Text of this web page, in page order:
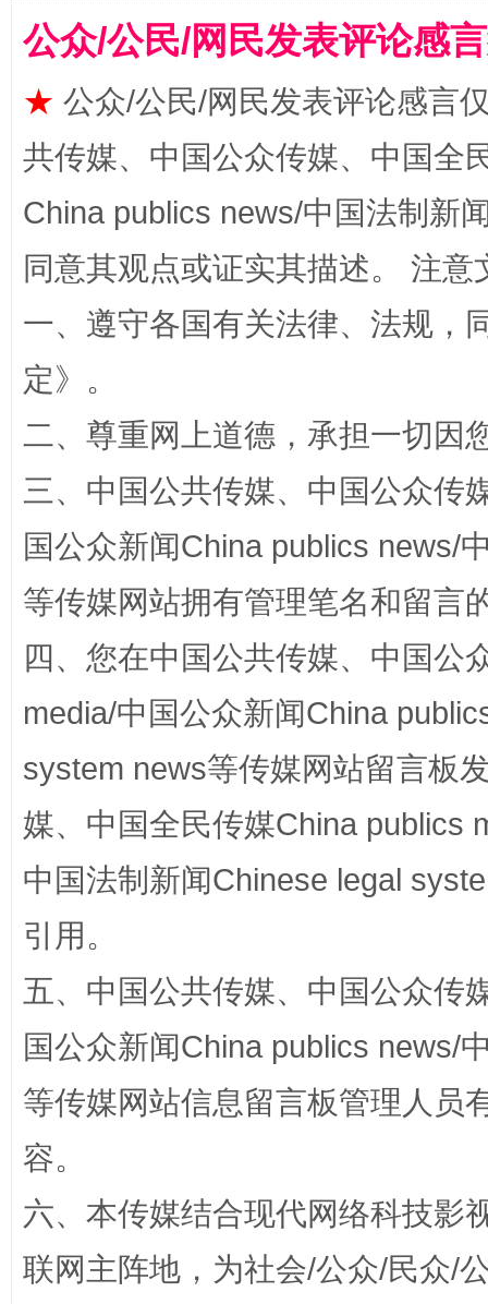
阿坝州三大球赛在茂县开幕 规模
国家大学科技园优化重塑工作
扯下公款旅游的“隐身衣” 如何以
公众/公民/网民发表评论感
★ 公众/公民/网民发表评论感言
共传媒、中国公众传媒、中国全
China publics news/中国法制新
同意其观点或证实其描述。 注
一、遵守各国有关法律、法规，
定》。
二、尊重网上道德，承担一切因
三、中国公共传媒、中国公众传
国公众新闻China publics news/
等传媒网站拥有管理笔名和留言
四、您在中国公共传媒、中国公
media/中国公众新闻China
system news等传媒网站留言板
媒、中国全民传媒China publics
中国法制新闻Chinese legal
引用。
五、中国公共传媒、中国公众传
国公众新闻China publics news/
等传媒网站信息留言板管理人员
容。
六、本传媒结合现代网络科技影
联网主阵地，为社会/公众/民众/